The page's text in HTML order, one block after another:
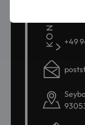
KONTAKT +49